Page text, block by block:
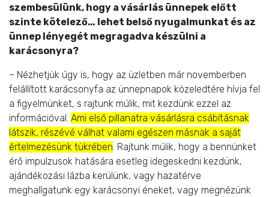
szembesülünk, hogy a vásárlás ünnepek előtt
szinte kötelező… lehet belső nyugalmunkat és az
ünnep lényegét megragadva készülni a
karácsonyra?
– Nézhetjük úgy is, hogy az üzletben már novemberben
felállított karácsonyfa az ünnepnapok közeledtére hívja fel
a figyelmünket, s rajtunk múlik, mit kezdünk ezzel az
információval. Ami első pillanatra vásárlásra csábításnak
látszik, részévé válhat valami egészen másnak a saját
értelmezésünk tükrében. Rajtunk múlik, hogy a bennünket
érő impulzusok hatására esetleg idegeskedni kezdünk,
ajándékozási lázba kerülünk, vagy hazatérve
meghallgatunk egy karácsonyi éneket, vagy megnézünk